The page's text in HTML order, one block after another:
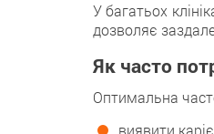
У багатьох
дозволяє
Як часто
Оптимальна